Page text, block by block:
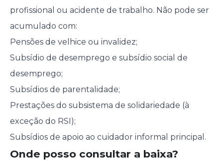
profissional ou acidente de trabalho. Não pode ser
acumulado com:
Pensões de velhice ou invalidez;
Subsídio de desemprego e subsídio social de
desemprego;
Subsídios de parentalidade;
Prestações do subsistema de solidariedade (à
exceção do RSI);
Subsídios de apoio ao cuidador informal principal.
Onde posso consultar a baixa?